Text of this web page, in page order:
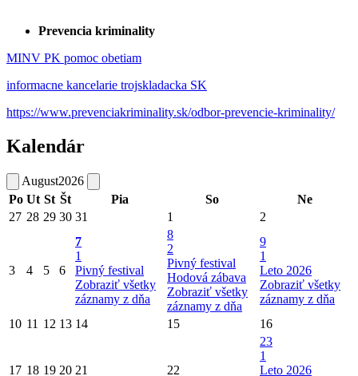
Prevencia kriminality
MINV PK pomoc obetiam
informacne kancelarie trojskladacka SK
https://www.prevenciakriminality.sk/odbor-prevencie-kriminality/
Kalendár
August2026
Po Ut St Št Pia So
Ne
27 28 29 30 31 1 2
3 4 5 6
7
1
Pivný festival
Zobraziť všetky
záznamy z dňa
8
2
Pivný festival
Hodová zábava
Zobraziť všetky
záznamy z dňa
9
1
Leto 2026
Zobraziť všetky
záznamy z dňa
10 11 12 13 14 15 16
17 18 19 20 21 22
23
1
Leto 2026